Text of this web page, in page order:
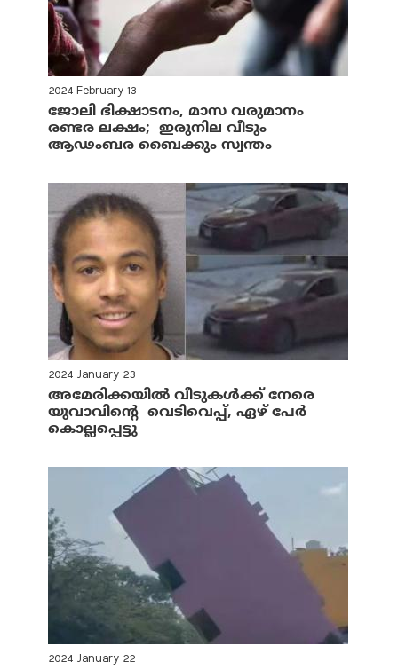
2024 February 13
ജോലി ഭിക്ഷാടനം, മാസ വരുമാനം
രണ്ടര ലക്ഷം; ഇരുനില വീടും
ആഢംബര ബൈക്കും സ്വന്തം
2024 January 23
അമേരിക്കയില്‍ വീടുകള്‍ക്ക് നേരെ
യുവാവിന്റെ വെടിവെപ്പ്, ഏഴ് പേര്‍
കൊല്ലപ്പെട്ടു
2024 January 22